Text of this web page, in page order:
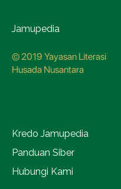
Jamupedia
© 2019 Yayasan Literasi
Husada Nusantara
Kredo Jamupedia
Panduan Siber
Hubungi Kami